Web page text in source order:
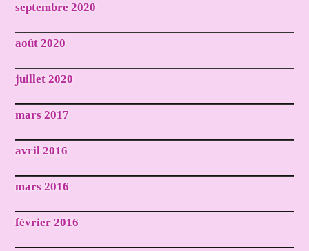
septembre 2020
août 2020
juillet 2020
mars 2017
avril 2016
mars 2016
février 2016